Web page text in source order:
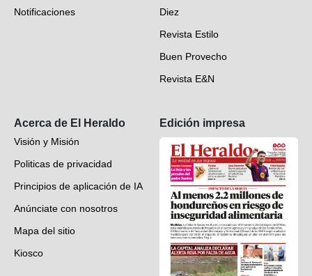
Videos
Notificaciones
Diez
Revista Estilo
Buen Provecho
Revista E&N
Acerca de El Heraldo
Visión y Misión
Politicas de privacidad
Principios de aplicación de IA
Anúnciate con nosotros
Mapa del sitio
Kiosco
Edición impresa